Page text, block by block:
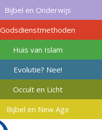
Bijbel en Onderwijs
Godsdienstmethoden
Huis van Islam
Evolutie? Nee!
Occult en Licht
Bijbel en New Age